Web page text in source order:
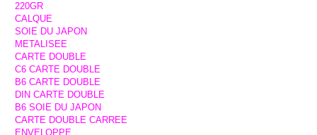
220GR
CALQUE
SOIE DU JAPON
METALISEE
CARTE DOUBLE
C6 CARTE DOUBLE
B6 CARTE DOUBLE
DIN CARTE DOUBLE
B6 SOIE DU JAPON
CARTE DOUBLE CARREE
ENVELOPPE